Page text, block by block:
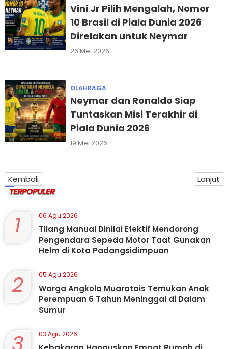
Vini Jr Pilih Mengalah, Nomor
10 Brasil di Piala Dunia 2026
Direlakan untuk Neymar
26 Mei 2026
OLAHRAGA
Neymar dan Ronaldo Siap
Tuntaskan Misi Terakhir di
Piala Dunia 2026
19 Mei 2026
Kembali Lanjut
TERPOPULER
1 06 Agu 2026
Tilang Manual Dinilai Efektif Mendorong
Pengendara Sepeda Motor Taat Gunakan
Helm di Kota Padangsidimpuan
2 05 Agu 2026
Warga Angkola Muaratais Temukan Anak
Perempuan 6 Tahun Meninggal di Dalam
Sumur
03 Agu 2026